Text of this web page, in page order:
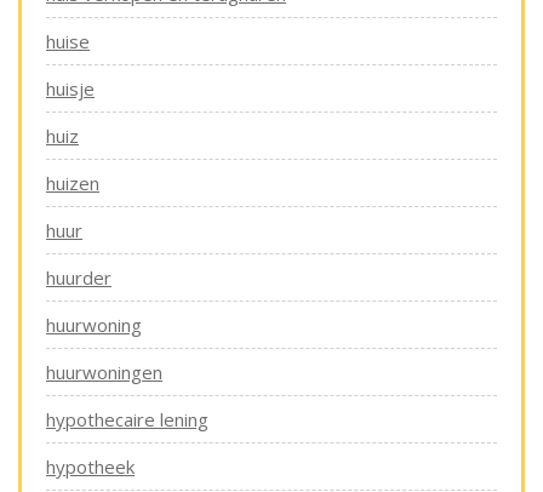
huise
huisje
huiz
huizen
huur
huurder
huurwoning
huurwoningen
hypothecaire lening
hypotheek